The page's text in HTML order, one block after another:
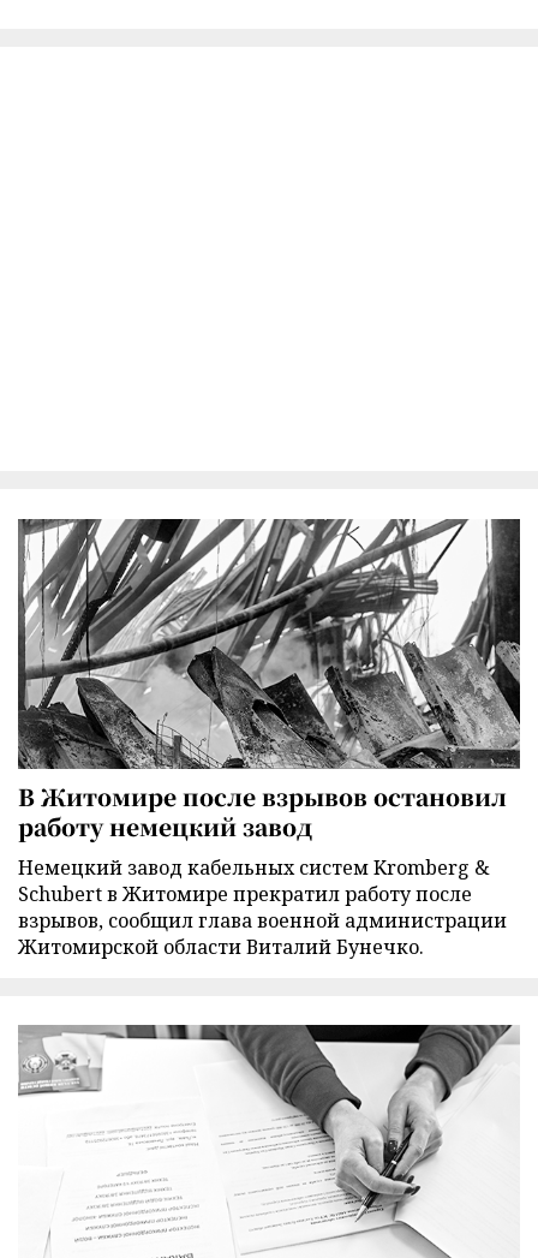
В Житомире после взрывов остановил
работу немецкий завод
Немецкий завод кабельных систем Kromberg &
Schubert в Житомире прекратил работу после
взрывов, сообщил глава военной администрации
Житомирской области Виталий Бунечко.